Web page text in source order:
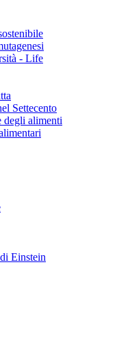
- Life
Settecento
degli alimenti
Einstein